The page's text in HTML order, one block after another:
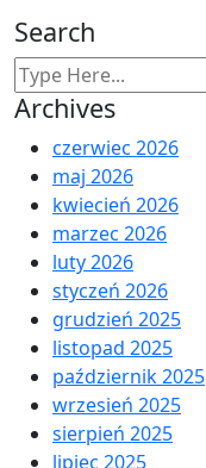
Search
Archives
czerwiec 2026
maj 2026
kwiecień 2026
marzec 2026
luty 2026
styczeń 2026
grudzień 2025
listopad 2025
październik 2025
wrzesień 2025
sierpień 2025
lipiec 2025